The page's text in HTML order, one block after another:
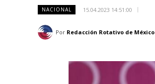
NACIONAL 15.04.2023 14:51:00
Por Redacción Rotativo de México